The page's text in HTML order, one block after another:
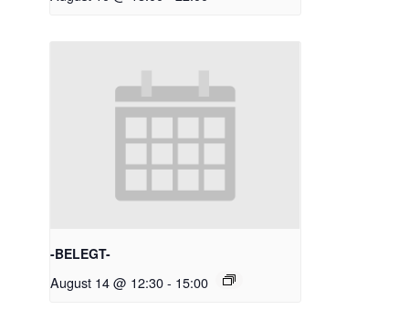
-BELEGT-
August 14 @ 12:30- 15:00